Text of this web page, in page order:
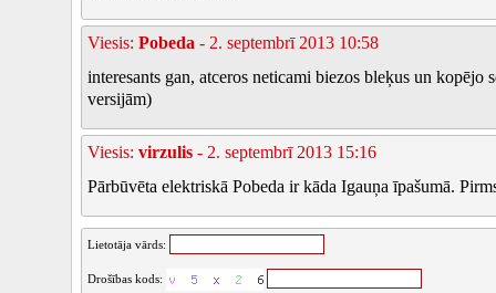
Viesis: Pobeda - 2. septembrī 2013 10:58
interesants gan, atceros neticami biezos bleķus un kopējo
versijām)
Viesis: virzulis - 2. septembrī 2013 15:16
Pārbūvēta elektriskā Pobeda ir kāda Igauņa īpašumā.
Lietotāja vārds:
Drošības kods: